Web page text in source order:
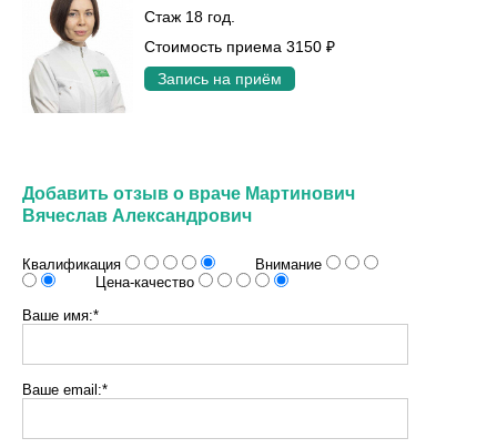
Стаж 18 год.
Стоимость приема 3150 ₽
Запись на приём
Добавить отзыв о враче Мартинович
Вячеслав Александрович
Квалификация
Внимание
Цена-качество
Ваше имя:*
Ваше email:*